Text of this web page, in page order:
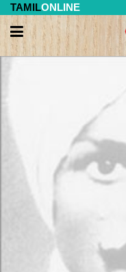
TAMILONLINE